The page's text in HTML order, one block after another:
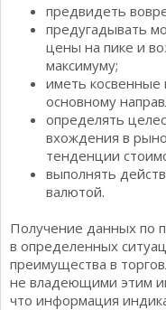
предвидеть
предугадывать
цены на пике и
максимуму;
иметь
основному
определять
вхождения в
тенденции
выполнять
валютой.
Получение данных по
в определенных
преимущества в
не владеющими этим
что информация